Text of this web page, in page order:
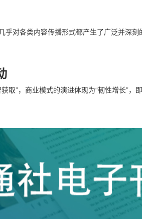
对各类内容传播形式都产生了广泛并深
取”，商业模式的演进体现为“韧性增长”